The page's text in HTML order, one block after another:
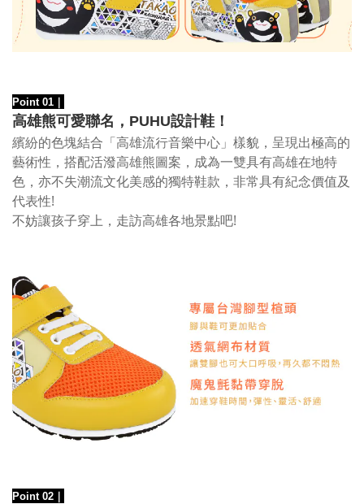
Point 01
高雄熊可愛聯名，PUHU設計鞋！
繽紛的色塊結合 「高雄流行音樂中心」樣貌， 呈現出極高的
藝術性，搭配活潑高雄熊圖案，成為一雙具有高雄在地特
色，亦不失潮流文化美感的獨特鞋款，非常具有紀念價值及
代表性!
不妨讓孩子穿上，走訪高雄各地景點吧!
Point 02